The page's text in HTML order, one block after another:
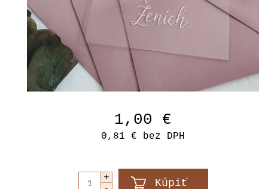
1,00 €
0,81 € bez DPH